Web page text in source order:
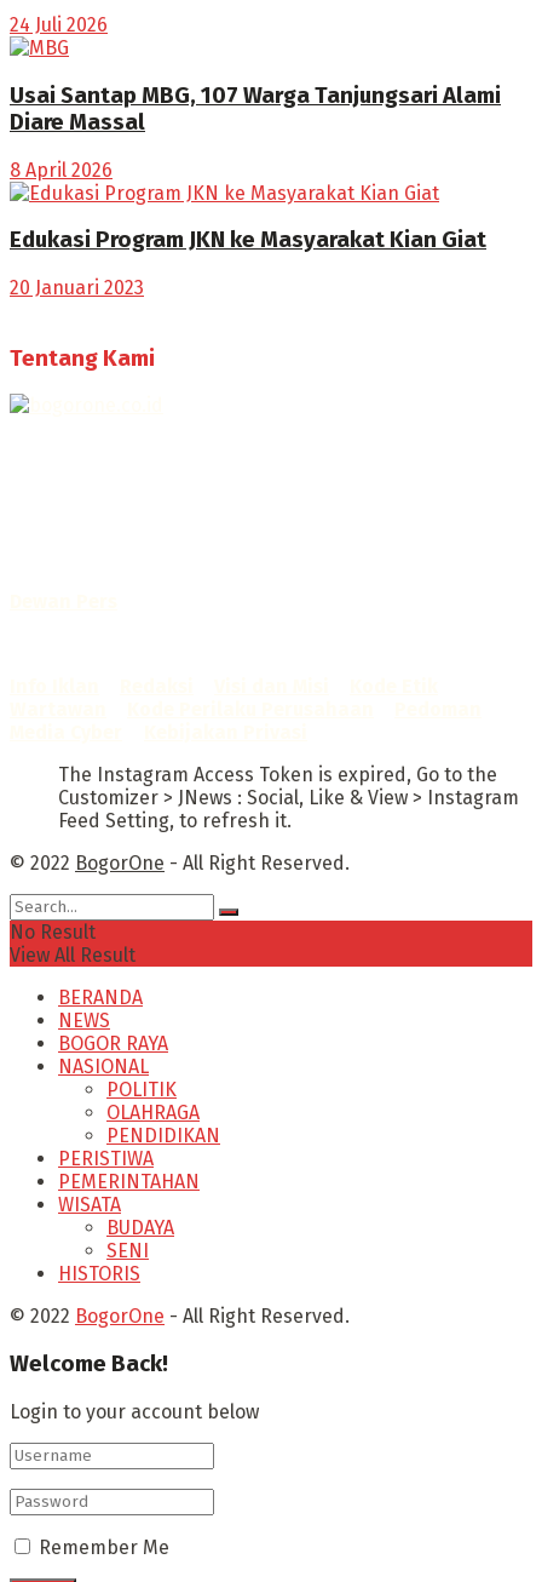
24 Juli 2026
Usai Santap MBG, 107 Warga Tanjungsari Alami
Diare Massal
8 April 2026
Edukasi Program JKN ke Masyarakat Kian Giat
20 Januari 2023
Tentang Kami
The Instagram Access Token is expired, Go to the
Customizer > JNews : Social, Like & View > Instagram
Feed Setting, to refresh it.
© 2022 BogorOne - All Right Reserved.
No Result
View All Result
BERANDA
NEWS
BOGOR RAYA
NASIONAL
POLITIK
OLAHRAGA
PENDIDIKAN
PERISTIWA
PEMERINTAHAN
WISATA
BUDAYA
SENI
HISTORIS
© 2022 BogorOne - All Right Reserved.
Welcome Back!
Login to your account below
Remember Me